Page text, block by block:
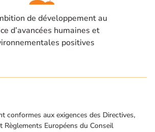
de développement au
d’avancées humaines et
positives
conformes aux exigences des Directives,
Règlements Européens du Conseil